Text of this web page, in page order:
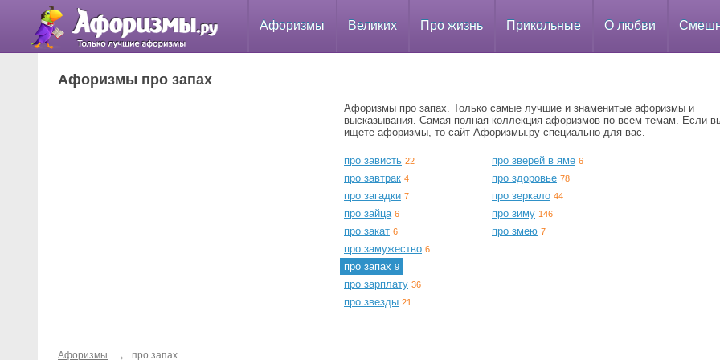
Афоризмы Великих Про жизнь Прикольные О любви
Афоризмы про запах
Афоризмы про запах. Только самые лучшие и знаменитые афоризмы и
высказывания. Самая полная коллекция афоризмов по всем темам. Если
ищете афоризмы, то сайт Афоризмы.ру специально для вас.
про зависть 22
про завтрак 4
про загадки 7
про зайца 6
про закат 6
про замужество 6
про запах 9
про зарплату 36
про звезды 21
про зверей в яме 6
про здоровье 78
про зеркало 44
про зиму 146
про змею 7
Афоризмы → про запах